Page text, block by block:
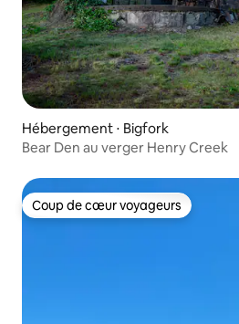
Hébergement ⋅ Bigfork
Bear Den au verger Henry Creek
Coup de cœur voyageurs
Coup de cœur voyageurs